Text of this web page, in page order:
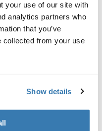
your use of our site with
analytics partners who
that you’ve
collected from your use
Show details
5, 335 73